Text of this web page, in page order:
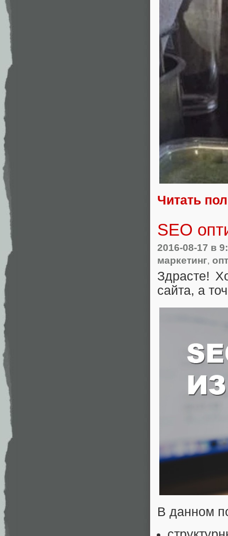
Читать
SEO
2016-08-17 в
маркетинг,
Здрасте!
сайта, а
В данном